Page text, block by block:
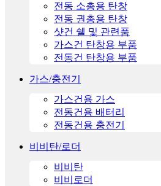
전동 소총용 탄창
전동 권총용 탄창
샷건 쉘 및 관련품
가스건 탄창용 부품
전동건 탄창용 부품
가스/충전기
가스건용 가스
전동건용 배터리
전동건용 충전기
비비탄/로더
비비탄
비비로더